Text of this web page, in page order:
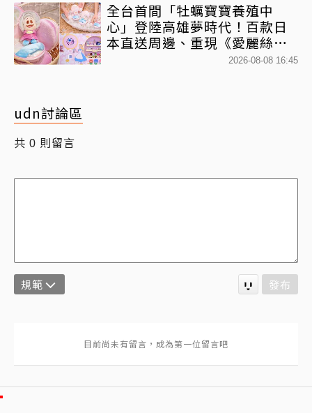
全台首間「牡蠣寶寶養殖中
心」登陸高雄夢時代！百款日
本直送周邊、重現《愛麗絲夢
2026-08-08 16:45
udn討論區
共 0 則留言
規範 發布